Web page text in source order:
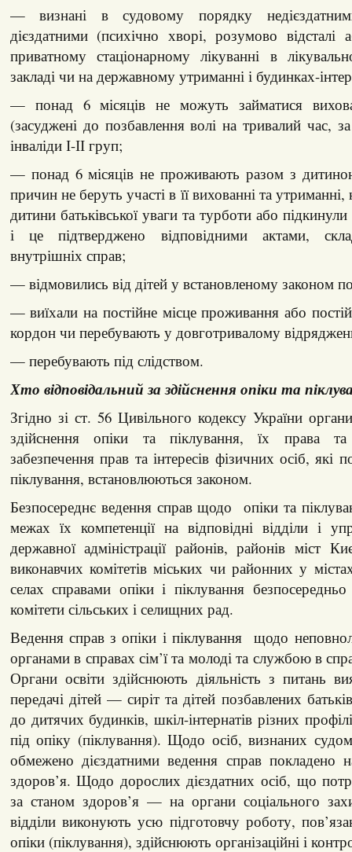
— визнані в судовому порядку
дієздатними (психічно хворі, розумово відсталі
приватному стаціонарному лікуванні в
закладі чи на державному утриманні і будинках-
— понад 6 місяців не можуть займатися
(засуджені до позбавлення волі на тривалий час,
інваліди І-ІІ груп;
— понад 6 місяців не проживають разом з
причин не беруть участі в її вихованні та
дитини батьківської уваги та турботи або
і це підтверджено відповідними актами,
внутрішніх справ;
— відмовились від дітей у встановленому законом
— виїхали на постійне місце проживання або
кордон чи перебувають у довготривалому
— перебувають під слідством.
Хто відповідальний за здійснення опіки та
Згідно зі ст. 56 Цивільного кодексу України
здійснення опіки та піклування, їх права
забезпечення прав та ін­тересів фізичних осіб, які
піклування, вста­новлюються законом.
Безпосереднє ведення справ щодо опіки та
межах їх компетенції на відповідні відділи і
державної адміністрації районів, районів міст
виконавчих комітетів міських чи районних у
селах справами опіки і піклування безпосередньо
комітети сільських і селищних рад.
Ведення справ з опіки і піклування щодо
органами в справах сім’ї та молоді та службою в
Органи освіти здійснюють діяльність з питань
передачі дітей — сиріт та дітей позбавлених
до дитячих будинків, шкіл-інтернатів різних
під опіку (піклування). Щодо осіб, визнаних
обмежено дієздатними ведення справ покладено
здоров’я. Щодо дорослих дієздатних осіб, що
за станом здоров’я — на органи соціального
відділи виконують усю підготовчу роботу,
опіки (піклування), здійснюють організаційні і